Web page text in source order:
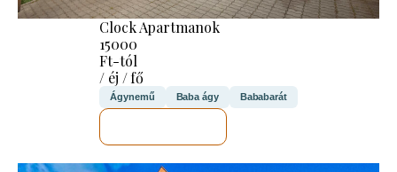
Clock Apartmanok
15000
Ft-tól
/ éj / fő
Ágynemű Baba ágy Bababarát